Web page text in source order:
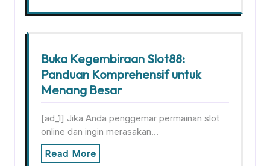
Buka Kegembiraan Slot88:
Panduan Komprehensif untuk
Menang Besar
[ad_1] Jika Anda penggemar permainan slot
online dan ingin merasakan…
Read More